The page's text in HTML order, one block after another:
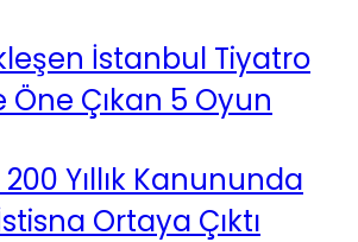
İstanbul Tiyatro
Öne Çıkan 5 Oyun
Yıllık Kanununda
Ortaya Çıktı